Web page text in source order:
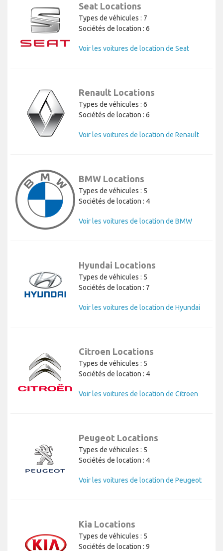
Seat Locations
Types de véhicules : 7
Sociétés de location : 6
Voir les voitures de location de Seat
Renault Locations
Types de véhicules : 6
Sociétés de location : 6
Voir les voitures de location de Renault
BMW Locations
Types de véhicules : 5
Sociétés de location : 4
Voir les voitures de location de BMW
Hyundai Locations
Types de véhicules : 5
Sociétés de location : 7
Voir les voitures de location de Hyundai
Citroen Locations
Types de véhicules : 5
Sociétés de location : 4
Voir les voitures de location de Citroen
Peugeot Locations
Types de véhicules : 5
Sociétés de location : 4
Voir les voitures de location de Peugeot
Kia Locations
Types de véhicules : 5
Sociétés de location : 9